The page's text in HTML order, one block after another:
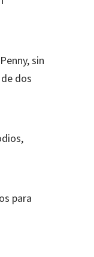
sin
dos
para